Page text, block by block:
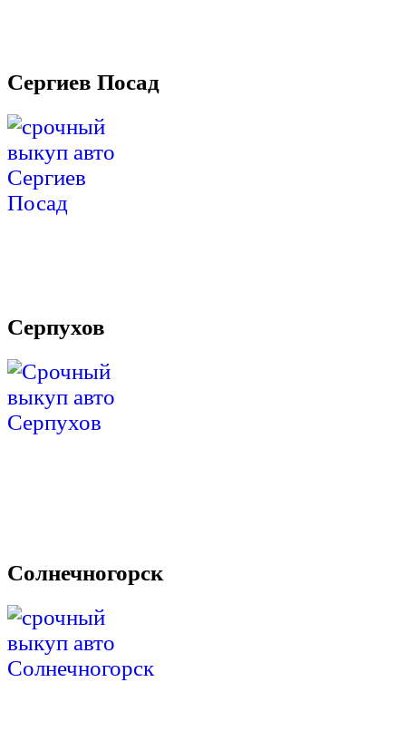
Сергиев Посад
Серпухов
Солнечногорск